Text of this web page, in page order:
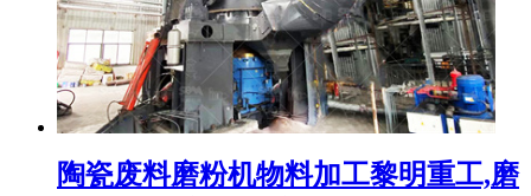
陶瓷废料磨粉机物料加工黎明重工,磨